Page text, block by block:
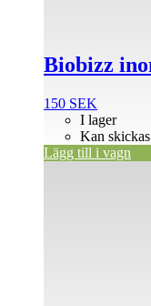
Biobizz
150 SEK
I lager
Kan
Lägg till i vagn